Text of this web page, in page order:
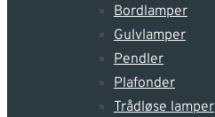
Bordlamper
Gulvlamper
Pendler
Plafonder
Trådløse lamper